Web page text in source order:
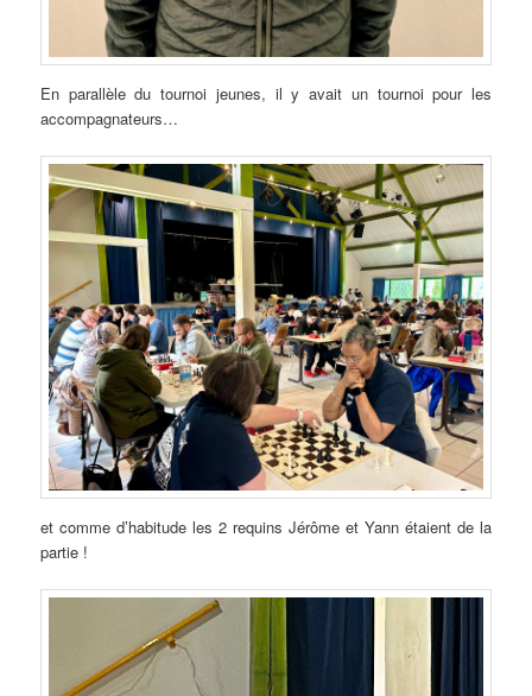
En parallèle du tournoi jeunes, il y avait un tournoi pour les
accompagnateurs…
et comme d’habitude les 2 requins Jérôme et Yann étaient de la
partie !